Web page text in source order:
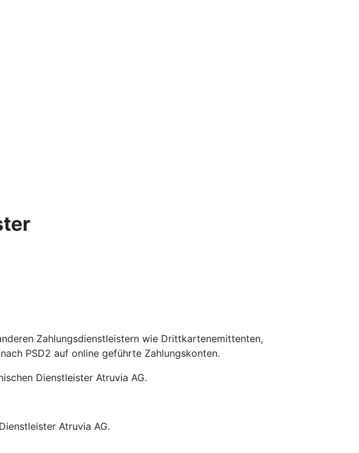
Zahlungsdienstleistern wie Drittkartenemittenten,
PSD2 auf online geführte Zahlungskonten.
Dienstleister Atruvia AG.
Atruvia AG.